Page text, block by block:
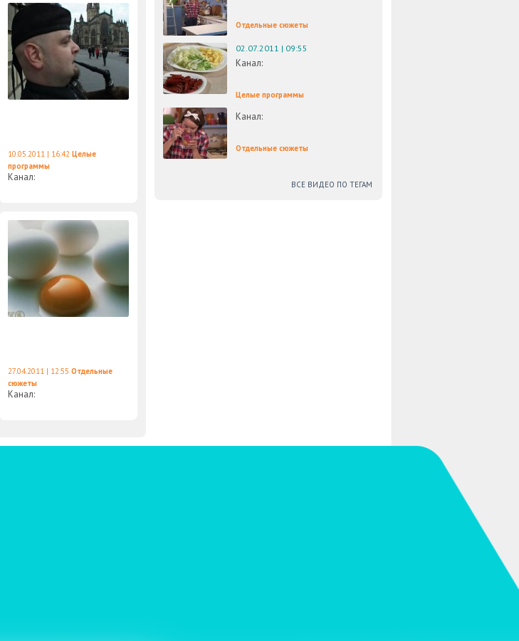
10.05.2011 | 16:42 Целые
программы
Канал:
27.04.2011 | 12:55 Отдельные
сюжеты
Канал:
Отдельные сюжеты
02.07.2011 | 09:55
Канал:
Целые программы
Канал:
Отдельные сюжеты
ВСЕ ВИДЕО ПО ТЕГАМ